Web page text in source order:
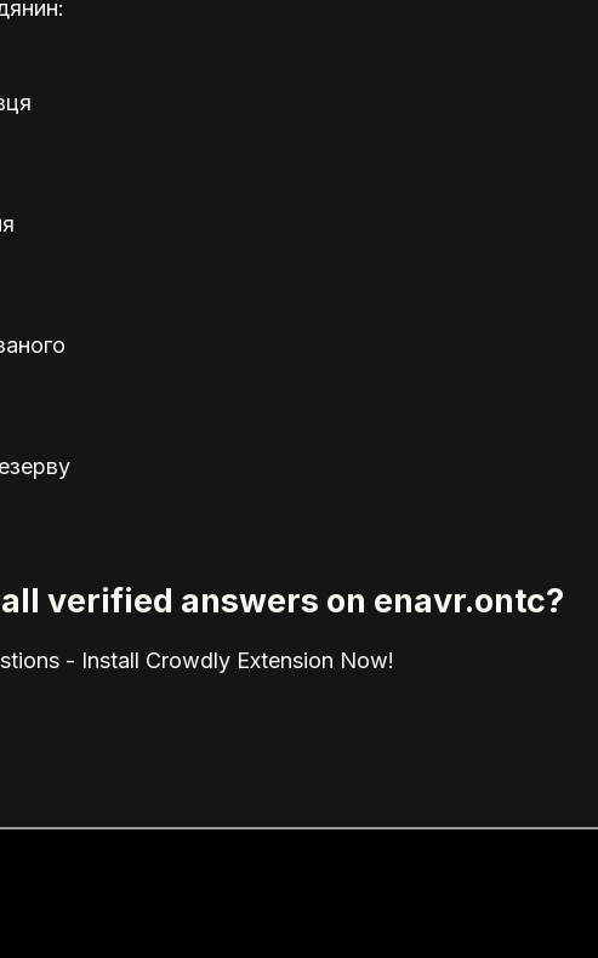
verified answers on enavr.ontc?
- Install Crowdly Extension Now!